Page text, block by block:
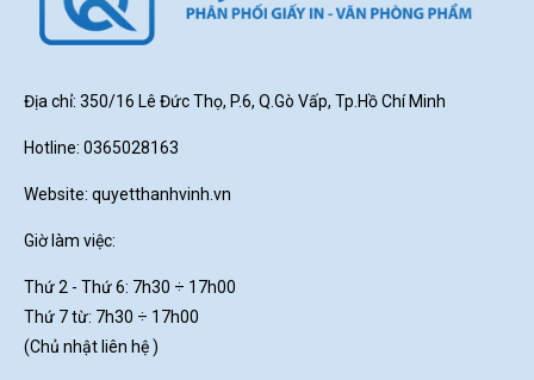
Địa chỉ: 350/16 Lê Đức Thọ, P.6, Q.Gò Vấp, Tp.Hồ Chí Minh
Hotline: 0365028163
Website: quyetthanhvinh.vn
Giờ làm việc:
Thứ 2 - Thứ 6: 7h30 ÷ 17h00
Thứ 7 từ: 7h30 ÷ 17h00
(Chủ nhật liên hệ )